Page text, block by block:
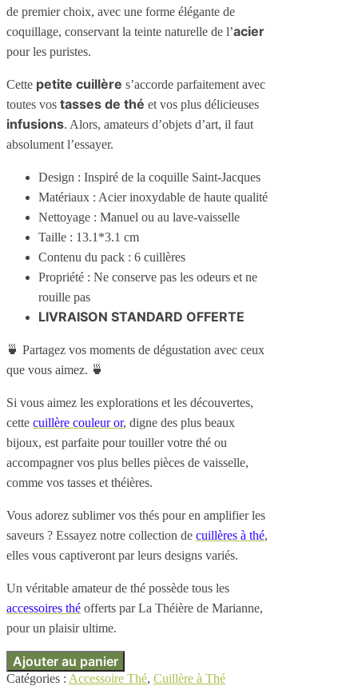
de premier choix, avec une forme élégante de
coquillage, conservant la teinte naturelle de l’acier
pour les puristes.
Cette petite cuillère s’accorde parfaitement avec
toutes vos tasses de thé et vos plus délicieuses
infusions. Alors, amateurs d’objets d’art, il faut
absolument l’essayer.
Design : Inspiré de la coquille Saint-Jacques
Matériaux : Acier inoxydable de haute qualité
Nettoyage : Manuel ou au lave-vaisselle
Taille : 13.1*3.1 cm
Contenu du pack : 6 cuillères
Propriété : Ne conserve pas les odeurs et ne
rouille pas
LIVRAISON STANDARD OFFERTE
🍵 Partagez vos moments de dégustation avec ceux
que vous aimez. 🍵
Si vous aimez les explorations et les découvertes,
cette cuillère couleur or, digne des plus beaux
bijoux, est parfaite pour touiller votre thé ou
accompagner vos plus belles pièces de vaisselle,
comme vos tasses et théières.
Vous adorez sublimer vos thés pour en amplifier les
saveurs ? Essayez notre collection de cuillères à thé,
elles vous captiveront par leurs designs variés.
Un véritable amateur de thé possède tous les
accessoires thé offerts par La Théière de Marianne,
pour un plaisir ultime.
Ajouter au panier
Catégories : Accessoire Thé, Cuillère à Thé